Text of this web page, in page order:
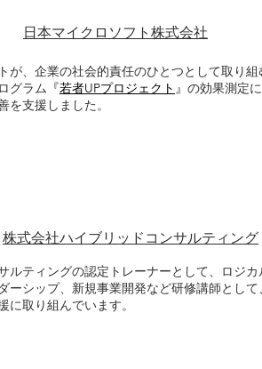
日本マイクロソフト株式会社
が、企業の社会的責任のひとつとして取り組
グラム 『若者UPプロジェクト 』 の効果測定
を支援しました。
株式会社ハイブリッドコンサルティング
ルティングの認定トレーナーとして、ロジカ
ーシップ、新規事業開発など研修講師として、
に取り組んでいます。